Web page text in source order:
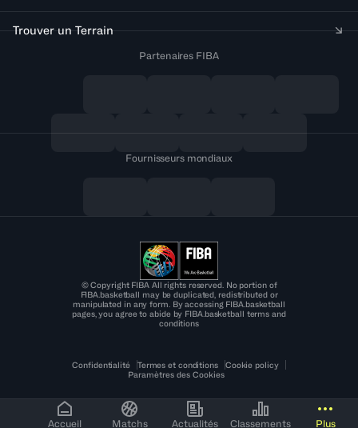
Accueil Matchs Actualités Classements Plus
Trouver un Terrain
Partenaires FIBA
Fournisseurs mondiaux
© Copyright FIBA All rights reserved. No portion of
FIBA.basketball may be duplicated, redistributed or
manipulated in any form. By accessing FIBA.basketball
pages, you agree to abide by FIBA.basketball terms and
conditions
Confidentialité Termes et conditions
Cookie policy
Paramètres des Cookies